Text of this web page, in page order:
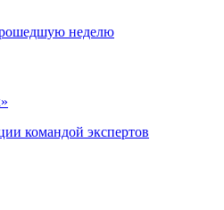
неделю
командой экспертов